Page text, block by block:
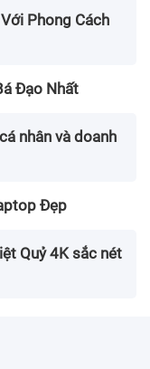
Phong Cách
Đạo Nhất
nhân và doanh
Đẹp
Quỷ 4K sắc nét